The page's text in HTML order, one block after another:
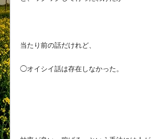
当たり前の話だけれど、
◯オイシイ話は存在しなかった。